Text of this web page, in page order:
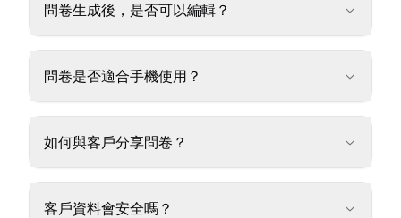
問卷生成後，是否可以編輯？
問卷是否適合手機使用？
如何與客戶分享問卷？
客戶資料會安全嗎？